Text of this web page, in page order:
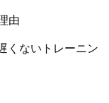
由
くないトレーニン